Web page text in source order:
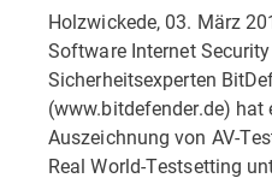
Holzwickede, 03. März
Software Internet
Sicherheitsexperten
(www.bitdefender.de) hat
Auszeichnung von AV-
Real World-Testsetting